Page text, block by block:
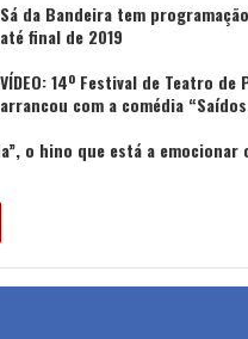
Sá da Bandeira tem
até final de 2019
VÍDEO: 14º Festival de Teatro de
arrancou com a comédia “Saídos
o hino que está a emocionar